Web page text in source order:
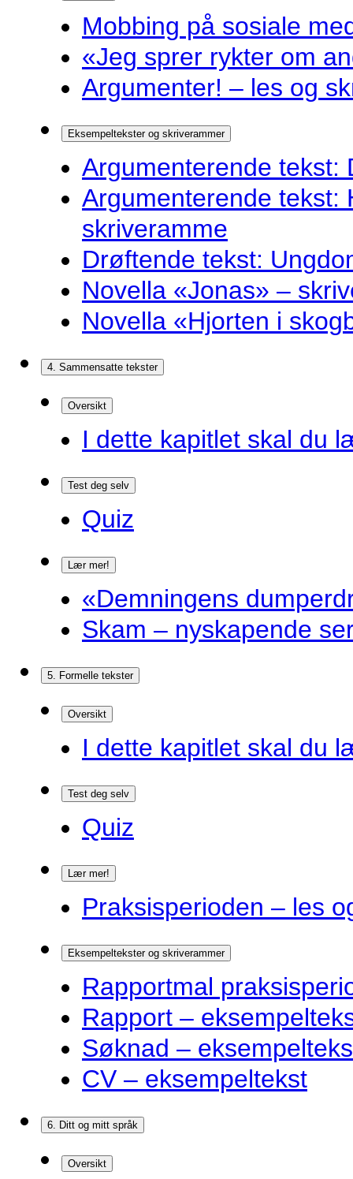
Mobbing på sosiale
«Jeg sprer rykter om
Argumenter! – les og
Eksempeltekster og skriverammer
Argumenterende tekst:
Argumenterende tekst:
skriveramme
Drøftende tekst:
Novella «Jonas» –
Novella «Hjorten i
4. Sammensatte tekster
Oversikt
I dette kapitlet skal du
Test deg selv
Quiz
Lær mer!
«Demningens
Skam – nyskapende
5. Formelle tekster
Oversikt
I dette kapitlet skal du
Test deg selv
Quiz
Lær mer!
Praksisperioden – les
Eksempeltekster og skriverammer
Rapportmal
Rapport –
Søknad –
CV – eksempeltekst
6. Ditt og mitt språk
Oversikt